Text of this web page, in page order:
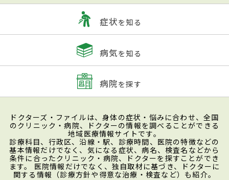
症状を知る
病気を知る
病院を探す
ドクターズ・ファイルは、身体の症状・悩みに合わせ、全国
のクリニック・病院、ドクターの情報を調べることができる
地域医療情報サイトです。
診療科目、行政区、沿線・駅、診療時間、医院の特徴などの
基本情報だけでなく、気になる症状、病名、検査名などから
条件に合ったクリニック・病院、ドクターを探すことができ
ます。 医院情報だけでなく、独自取材に基づき、ドクターに
関する情報（診療方針や得意な治療・検査など）も紹介。